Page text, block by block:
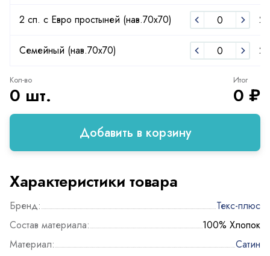
2 сп. с Евро простыней (нав.70х70)
Семейный (нав.70х70)
Кол-во
0 шт.
Итог
0 ₽
Добавить в корзину
Характеристики товара
Бренд:
Текс-плюс
Состав материала:
100% Хлопок
Материал:
Сатин